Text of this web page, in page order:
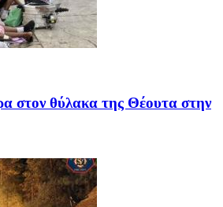
στον θύλακα της Θέουτα στην